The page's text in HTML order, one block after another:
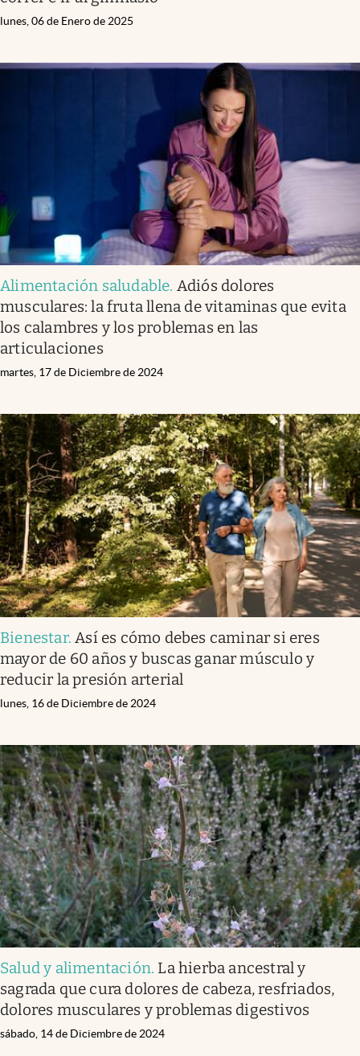
lunes, 06 de Enero de 2025
Alimentación saludable. Adiós dolores
musculares: la fruta llena de vitaminas que evita
los calambres y los problemas en las
articulaciones
martes, 17 de Diciembre de 2024
Bienestar.Así es cómo debes caminar si eres
mayor de 60 años y buscas ganar músculo y
reducir la presión arterial
lunes, 16 de Diciembre de 2024
Salud y alimentación. La hierba ancestral y
sagrada que cura dolores de cabeza, resfriados,
dolores musculares y problemas digestivos
sábado, 14 de Diciembre de 2024